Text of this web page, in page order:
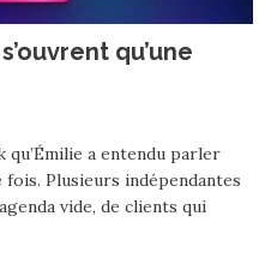
qu’une
qu’Émilie a entendu parler
Plusieurs indépendantes
vide, de clients qui